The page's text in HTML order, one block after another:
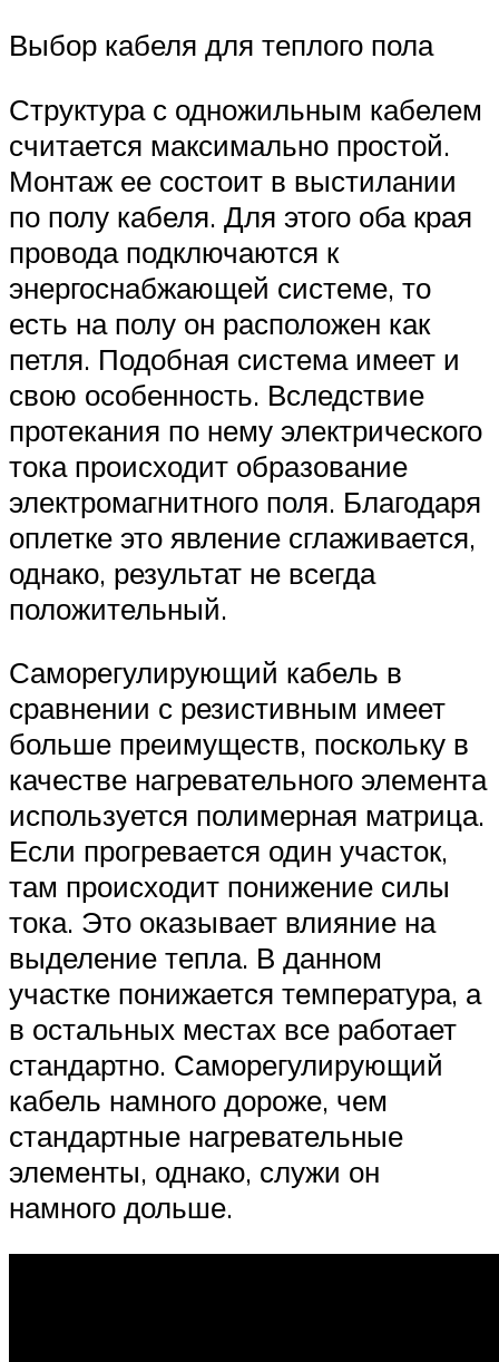
Выбор кабеля для теплого пола
Структура с одножильным кабелем
считается максимально простой.
Монтаж ее состоит в выстилании
по полу кабеля. Для этого оба края
провода подключаются к
энергоснабжающей системе, то
есть на полу он расположен как
петля. Подобная система имеет и
свою особенность. Вследствие
протекания по нему электрического
тока происходит образование
электромагнитного поля. Благодаря
оплетке это явление сглаживается,
однако, результат не всегда
положительный.
Саморегулирующий кабель в
сравнении с резистивным имеет
больше преимуществ, поскольку в
качестве нагревательного элемента
используется полимерная матрица.
Если прогревается один участок,
там происходит понижение силы
тока. Это оказывает влияние на
выделение тепла. В данном
участке понижается температура, а
в остальных местах все работает
стандартно. Саморегулирующий
кабель намного дороже, чем
стандартные нагревательные
элементы, однако, служи он
намного дольше.